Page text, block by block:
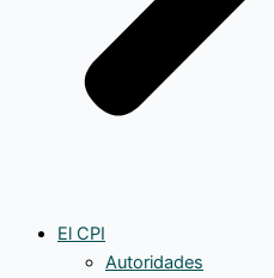
El CPI
Autoridades